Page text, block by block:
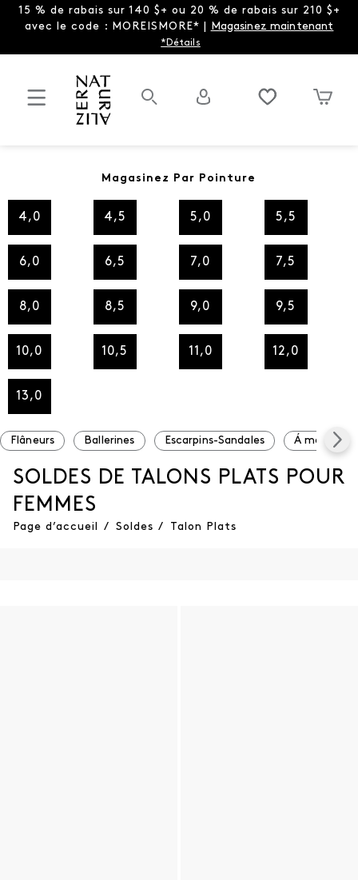
15 % de rabais sur 140 $+ ou 20 % de rabais sur 210 $+
avec le code : MOREISMORE* | Magasinez maintenant
*Détails
Magasinez Par Pointure
4,0 4,5 5,0 5,5
6,0 6,5 7,0 7,5
8,0 8,5 9,0 9,5
10,0 10,5 11,0 12,0
13,0
Flâneurs Ballerines Escarpins-Sandales Á moins de
SOLDES DE TALONS PLATS POUR
FEMMES
Page d’accueil / Soldes / Talon Plats